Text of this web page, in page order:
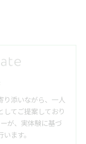
り添いながら、一人
してご提案しており
が、実体験に基づ
ます。